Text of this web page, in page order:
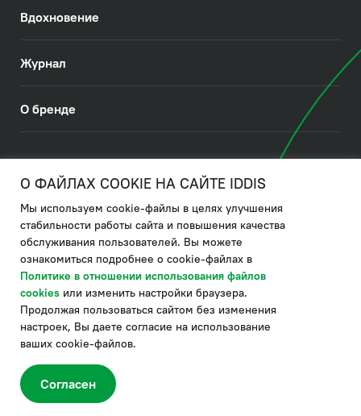
Вдохновение
Журнал
О бренде
Политика в отношении использования файлов cookies
Политика обработки ПДн
Политика в области управления цепочкой поставки
по системе "НСЛС"
Производитель оставляет за собой право в любой момент
вносить изменения в комплектацию, дизайн и характеристики
товара, не ухудшающие его качество.
О ФАЙЛАХ COOKIE НА САЙТЕ IDDIS
Мы используем cookie-файлы в целях улучшения
стабильности работы сайта и повышения качества
обслуживания пользователей. Вы можете
ознакомиться подробнее о cookie-файлах в
Политике в отношении использования файлов
cookies или изменить настройки браузера.
Продолжая пользоваться сайтом без изменения
настроек, Вы даете согласие на использование
ваших cookie-файлов.
Согласен